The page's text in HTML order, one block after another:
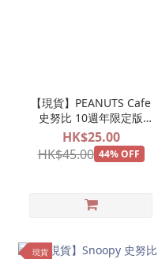
【現貨】PEANUTS Cafe
史努比 10週年限定版
Charlie Brown 紙牌吊牌
一個
HK$25.00
HK$45.00 44% OFF
現貨